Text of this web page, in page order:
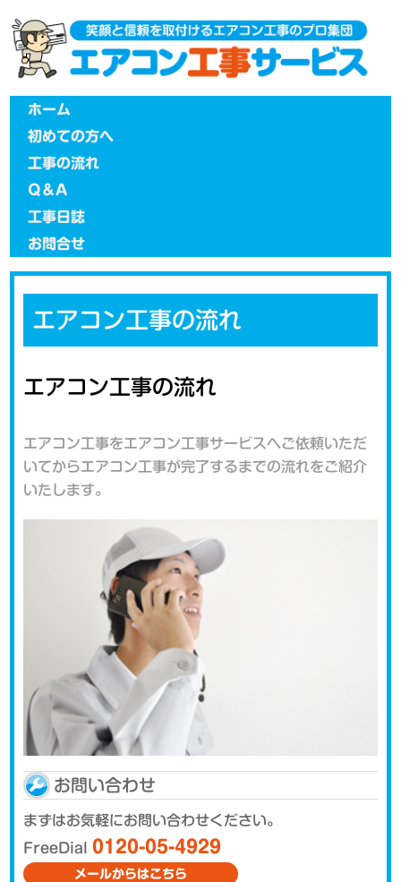
メインメニュー
メインコンテンツへ移動
ホーム
初めての方へ
工事の流れ
Q＆A
工事日誌
お問合せ
エアコン工事の流れ
エアコン工事の流れ
エアコン工事をエアコン工事サービスへご依頼いただ
いてからエアコン工事が完了するまでの流れをご紹介
いたします。
お問い合わせ
まずはお気軽にお問い合わせください。
FreeDial0120-05-4929
メールからはこちら